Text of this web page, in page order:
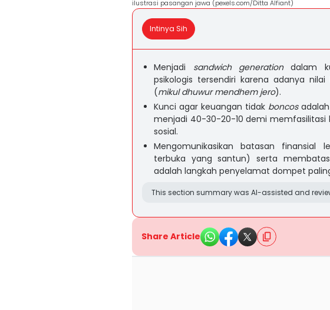
ilustrasi pasangan jawa (pexels.com/Ditta Alfiant)
Intinya Sih
Menjadi sandwich generationdalam
psikologis tersendiri karena adanya
(mikul dhuwur mendhem jero).
Kunci agar keuangan tidak boncosadalah
menjadi 40-30-20-10 demi memfasilitasi
sosial.
Mengomunikasikan batasan finansial
terbuka yang santun) serta
adalah langkah penyelamat dompet
This section summary was AI-assisted and
Share Article